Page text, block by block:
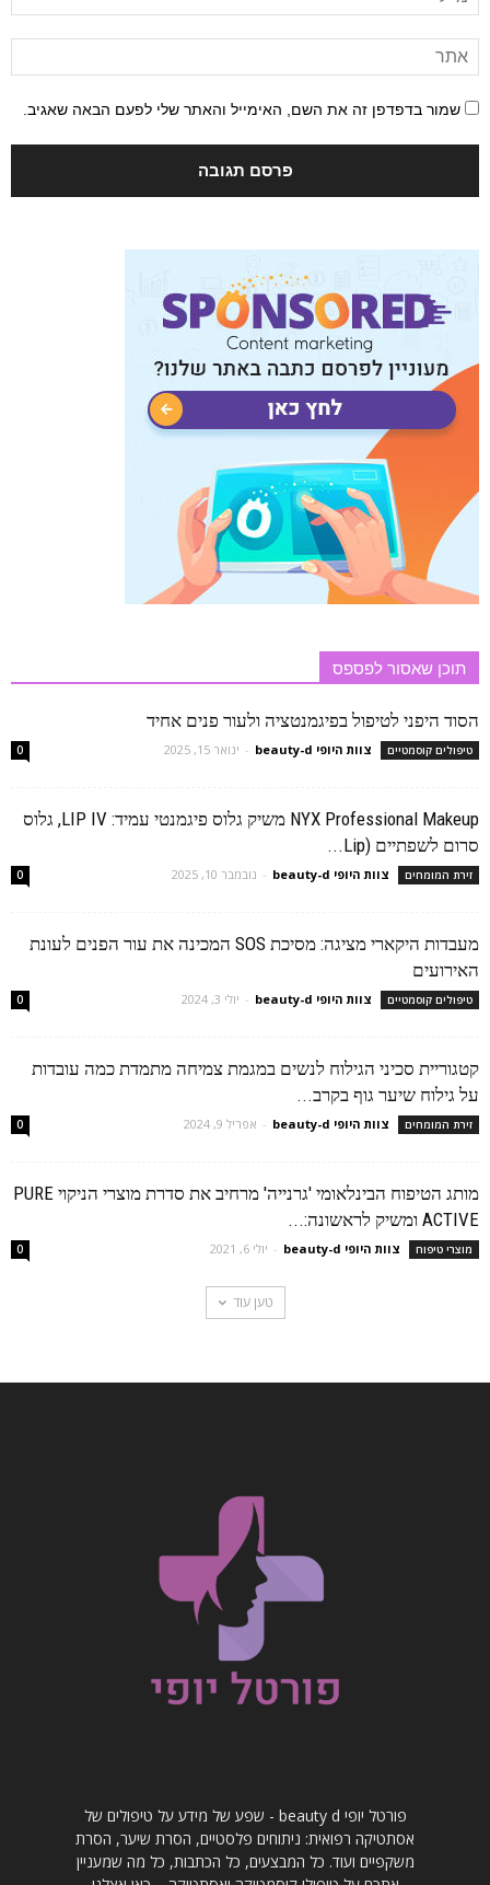
שמור בדפדפן זה את השם, האימייל והאתר שלי לפעם הבאה שאגיב.
תוכן שאסור לפספס
הסוד היפני לטיפול בפיגמנטציה ולעור פנים אחיד
טיפולים קוסמטיים צוות היופי beauty-d - ינואר 15, 2025 0
NYX Professional Makeup משיק גלוס פיגמנטי עמיד: LIP IV, גלוס
סרום לשפתיים (Lip...
זירת המומחים צוות היופי beauty-d - נובמבר 10, 2025 0
מעבדות היקארי מציגה: מסיכת SOS המכינה את עור הפנים לעונת
האירועים
טיפולים קוסמטיים צוות היופי beauty-d - יולי 3, 2024 0
קטגוריית סכיני הגילוח לנשים במגמת צמיחה מתמדת כמה עובדות
על גילוח שיער גוף בקרב...
זירת המומחים צוות היופי beauty-d - אפריל 9, 2024 0
מותג הטיפוח הבינלאומי 'גרנייה' מרחיב את סדרת מוצרי הניקוי PURE
ACTIVE ומשיק לראשונה:...
מוצרי טיפוח צוות היופי beauty-d - יולי 6, 2021 0
טען עוד
פורטל יופי beauty d - שפע של מידע על טיפולים של
אסתטיקה רפואית: ניתוחים פלסטיים, הסרת שיער, הסרת
משקפיים ועוד. כל המבצעים, כל הכתבות, כל מה שמעניין